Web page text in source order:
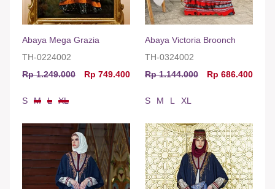
Abaya Mega Grazia
TH-0224002
Rp 1.249.000
Rp 749.400
S M L XL
Abaya Victoria Broonch
TH-0324002
Rp 1.144.000
Rp 686.400
S M L XL